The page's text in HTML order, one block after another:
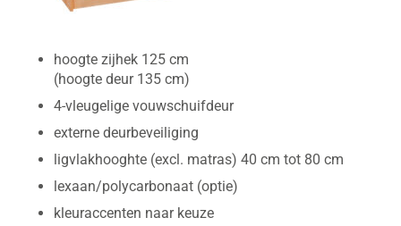
hoogte zijhek 125 cm
(hoogte deur 135 cm)
4-vleugelige vouwschuifdeur
externe deurbeveiliging
ligvlakhooghte (excl. matras) 40 cm tot 80 cm
lexaan/polycarbonaat (optie)
kleuraccenten naar keuze